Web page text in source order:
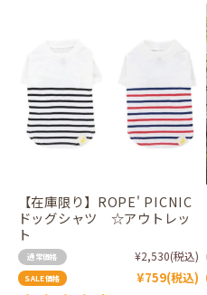
【在庫限り】ROPE' PICNIC
ドッグシャツ ☆アウトレッ
ト
通常価格 ¥2,530(税込)
SALE価格 ¥759(税込)